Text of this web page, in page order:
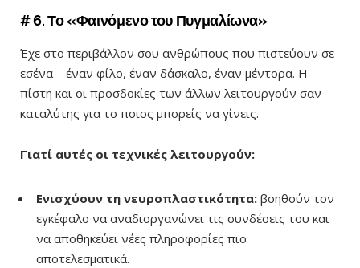
# 6. Το «Φαινόμενο του Πυγμαλίωνα»
Έχε στο περιβάλλον σου ανθρώπους που πιστεύουν σε
εσένα – έναν φίλο, έναν δάσκαλο, έναν μέντορα. Η
πίστη και οι προσδοκίες των άλλων λειτουργούν σαν
καταλύτης για το ποιος μπορείς να γίνεις.
Γιατί αυτές οι τεχνικές λειτουργούν:
Ενισχύουν τη νευροπλαστικότητα: βοηθούν τον
εγκέφαλο να αναδιοργανώνει τις συνδέσεις του και
να αποθηκεύει νέες πληροφορίες πιο
αποτελεσματικά.